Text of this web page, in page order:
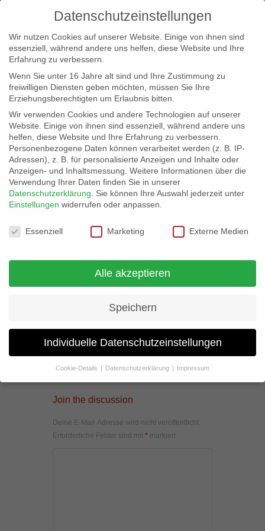
info@erfolgreich-events.de
+4940 46 777 230
Join the discussion
Deine E-Mail-Adresse wird nicht veröffentlicht.
Erforderliche Felder sind mit * markiert
Datenschutzeinstellungen
Wir nutzen Cookies auf unserer Website. Einige von ihnen sind
essenziell, während andere uns helfen, diese Website und Ihre
Erfahrung zu verbessern.
Wenn Sie unter 16 Jahre alt sind und Ihre Zustimmung zu
freiwilligen Diensten geben möchten, müssen Sie Ihre
Erziehungsberechtigten um Erlaubnis bitten.
Wir verwenden Cookies und andere Technologien auf unserer
Website. Einige von ihnen sind essenziell, während andere uns
helfen, diese Website und Ihre Erfahrung zu verbessern.
Personenbezogene Daten können verarbeitet werden (z. B. IP-
Adressen), z. B. für personalisierte Anzeigen und Inhalte oder
Anzeigen- und Inhaltsmessung. Weitere Informationen über die
Verwendung Ihrer Daten finden Sie in unserer
Datenschutzerklärung
Sie können Ihre Auswahl jederzeit unter
Einstellungen widerrufen oder anpassen.
Datenschutzeinstellungen
Essenziell Marketing Externe Medien
Alle akzeptieren
Speichern
Individuelle Datenschutzeinstellungen
Cookie-Details Datenschutzerklärung Impressum
Datenschutzeinstellungen
Wenn Sie unter 16 Jahre alt sind und Ihre Zustimmung zu
Erziehungsberechtigten um Erlaubnis bitten.
Wir verwenden Cookies und andere Technologien auf unserer